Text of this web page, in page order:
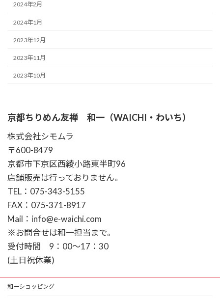
2024年2月
2024年1月
2023年12月
2023年11月
2023年10月
京都ちりめん友禅 和一（WAICHI・わいち）
株式会社シモムラ
〒600-8479
京都市下京区西綾小路東半町96
店舗販売は行っておりません。
TEL：075-343-5155
FAX：075-371-8917
Mail：info@e-waichi.com
※お問合せは和一担当まで。
受付時間 9：00～17：30
(土日祝休業)
和一ショッピング